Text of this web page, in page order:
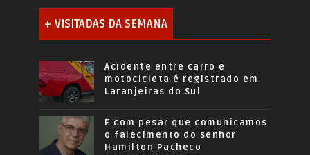
+ VISITADAS DA SEMANA
Acidente entre carro e
motocicleta é registrado em
Laranjeiras do Sul
É com pesar que comunicamos
o falecimento do senhor
Hamilton Pacheco